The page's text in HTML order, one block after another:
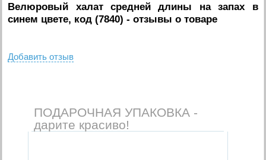
Велюровый халат средней длины на запах в
синем цвете, код (7840) - отзывы о товаре
Добавить отзыв
ПОДАРОЧНАЯ УПАКОВКА -
дарите красиво!